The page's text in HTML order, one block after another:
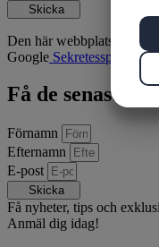
Skicka
Den här webbplatsen är
Google Sekretesspolicy
Få de senaste
Förnamn
Efternamn
E-post
Skicka
Få nyheter, tips och
Anmäl dig idag!